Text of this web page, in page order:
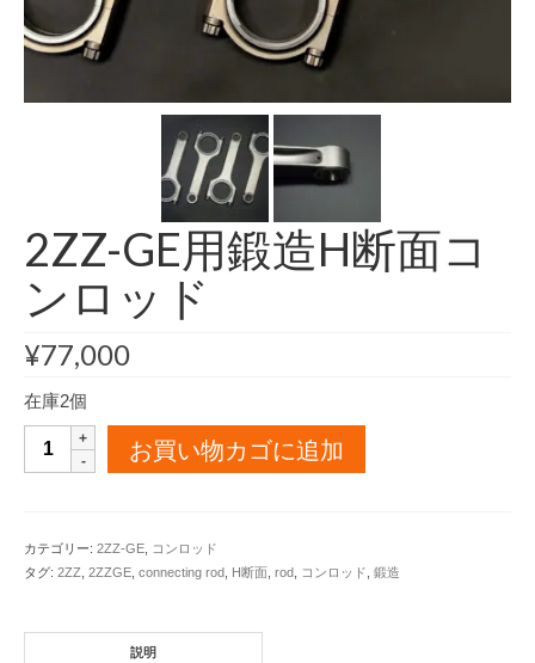
2ZZ-GE用鍛造H断面コ
ンロッド
¥77,000
在庫2個
GE
H
断
お買い物カゴに追加
カテゴリー: 2ZZ-GE
コンロッド
タグ: 2ZZ 2ZZGE connecting rod H断面 rod コンロッド 鍛造
説明